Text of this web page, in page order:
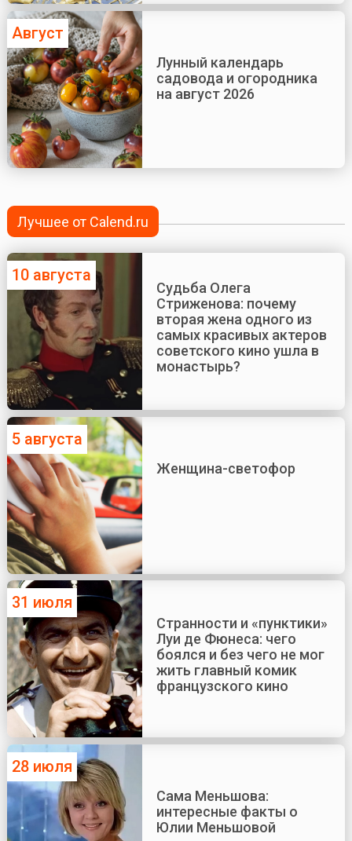
Август
Лунный календарь
садовода и огородника
на август 2026
Лучшее от Calend.ru
10 августа
Судьба Олега
Стриженова: почему
вторая жена одного из
самых красивых актеров
советского кино ушла в
монастырь?
5 августа
Женщина-светофор
31 июля
Странности и «пунктики»
Луи де Фюнеса: чего
боялся и без чего не мог
жить главный комик
французского кино
28 июля
Сама Меньшова:
интересные факты о
Юлии Меньшовой